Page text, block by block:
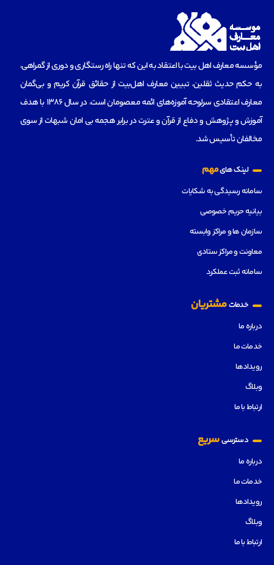
مؤسسه‌ معارف اهل بیت با اعتقاد به این که تنها راه رستگاری و دوری از گمراهی،
به حکم حدیث ثقلین، تبیین معارف اهل‌بیت از حقائق قرآن کریم و بی‌گمان
معارف اعتقادی سرلوحه آموزه‌های ائمه معصومان است، در سال 1386 با هدف
آموزش و پژوهش و دفاع از قرآن و عترت در برابر هجمه بی امان شبهات از سوی
مخالفان تأسیس شد.
لینک هایمهم
سامانه رسیدگی به شکایات
بیانیه حریم خصوصی
سازمان ها و مراکز وابسته
معاونت و مراکز ستادی
سامانه ثبت عملکرد
خدماتمشتریان
درباره ما
خدمات ما
رویدادها
وبلاگ
ارتباط با ما
دسترسیسریع
درباره ما
خدمات ما
رویدادها
وبلاگ
ارتباط با ما